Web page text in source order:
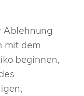
Ablehnung
mit dem
beginnen,